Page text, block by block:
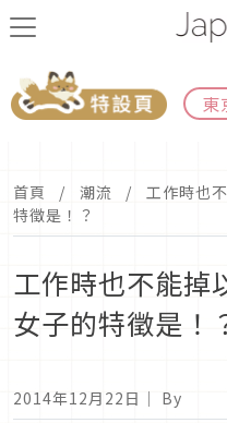
東
首頁 潮流
工作時也
特徵是！？
工作時也不能掉
女子的特徵是！
2014年12月22日 ｜ By